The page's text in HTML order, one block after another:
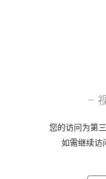
您的访问为第
如需继续访